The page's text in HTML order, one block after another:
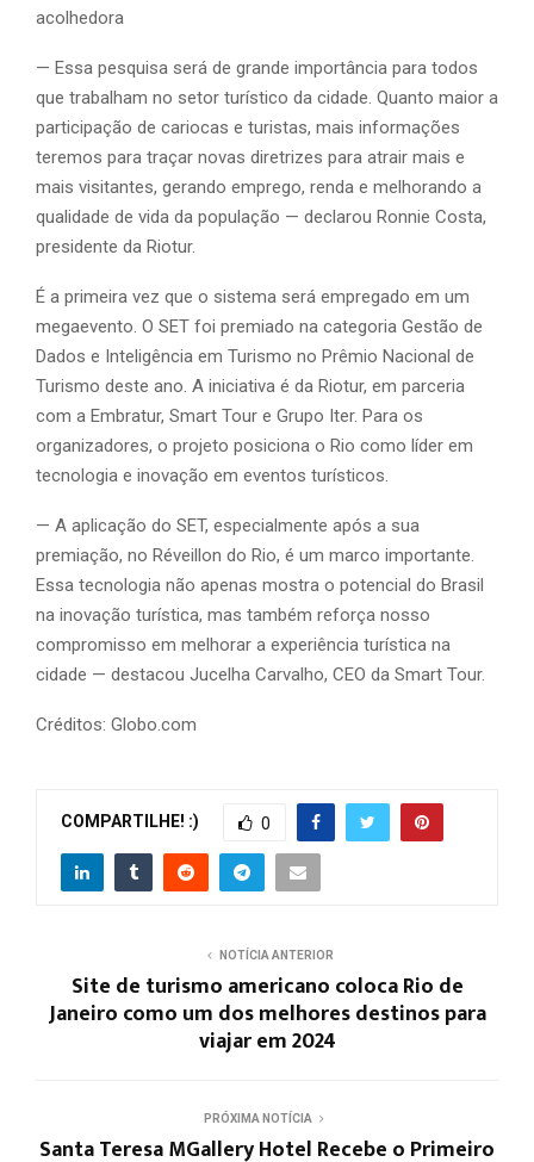
acolhedora
— Essa pesquisa será de grande importância para todos
que trabalham no setor turístico da cidade. Quanto maior a
participação de cariocas e turistas, mais informações
teremos para traçar novas diretrizes para atrair mais e
mais visitantes, gerando emprego, renda e melhorando a
qualidade de vida da população — declarou Ronnie Costa,
presidente da Riotur.
É a primeira vez que o sistema será empregado em um
megaevento. O SET foi premiado na categoria Gestão de
Dados e Inteligência em Turismo no Prêmio Nacional de
Turismo deste ano. A iniciativa é da Riotur, em parceria
com a Embratur, Smart Tour e Grupo Iter. Para os
organizadores, o projeto posiciona o Rio como líder em
tecnologia e inovação em eventos turísticos.
— A aplicação do SET, especialmente após a sua
premiação, no Réveillon do Rio, é um marco importante.
Essa tecnologia não apenas mostra o potencial do Brasil
na inovação turística, mas também reforça nosso
compromisso em melhorar a experiência turística na
cidade — destacou Jucelha Carvalho, CEO da Smart Tour.
Créditos: Globo.com
COMPARTILHE! :) 0
NOTÍCIA ANTERIOR
Site de turismo americano coloca Rio de
Janeiro como um dos melhores destinos para
viajar em 2024
PRÓXIMA NOTÍCIA
Santa Teresa MGallery Hotel Recebe o Primeiro